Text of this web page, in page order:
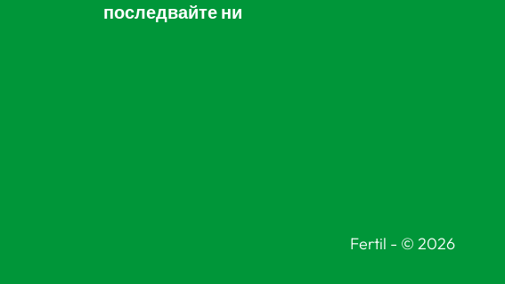
последвайте ни
Fertil - © 2026